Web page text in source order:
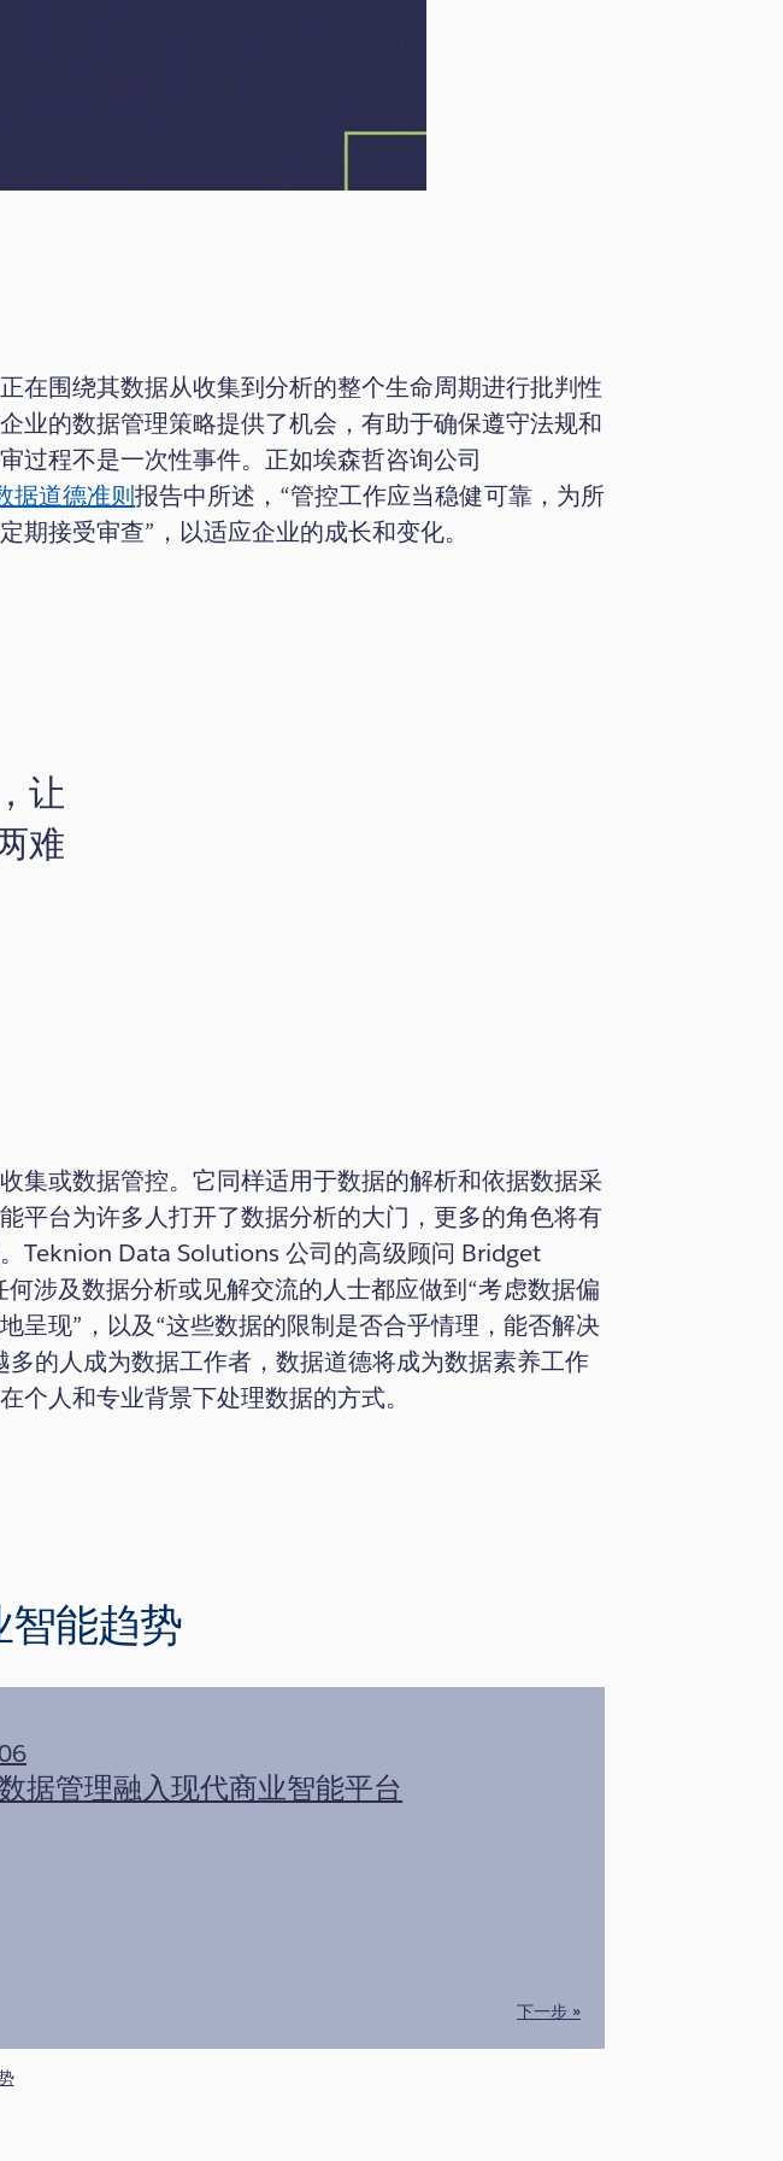
在围绕其数据从收集到分析的整个生命周期进行批判性
业的数据管理策略提供了机会，有助于确保遵守法规和
过程不是一次性事件。正如埃森哲咨询公司
据道德准则报告中所述，“管控工作应当稳健可靠，为所
期接受审查”，以适应企业的成长和变化。
让
难
集或数据管控。它同样适用于数据的解析和依据数据采
平台为许多人打开了数据分析的大门，更多的角色将有
Teknion Data Solutions 公司的高级顾问 Bridget
涉及数据分析或见解交流的人士都应做到“考虑数据偏
呈现”，以及“这些数据的限制是否合乎情理，能否解决
多的人成为数据工作者，数据道德将成为数据素养工作
个人和专业背景下处理数据的方式。
智能趋势
06
据管理融入现代商业智能平台
下一步 »